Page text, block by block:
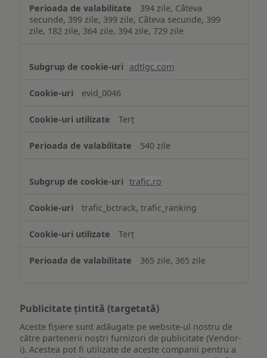
394 zile, Câteva
secunde, 399 zile, 399 zile, Câteva secunde, 399
zile, 182 zile, 364 zile, 394 zile, 729 zile
adtlgc.com
evid_0046
Terț
540 zile
trafic.ro
trafic_bctrack, trafic_ranking
Terț
365 zile, 365 zile
Publicitate țintită (targetată)
Aceste fișiere sunt adăugate pe website-ul nostru de
către partenerii noștri furnizori de publicitate (Vendor-
i). Acestea pot fi utilizate de aceste companii pentru a